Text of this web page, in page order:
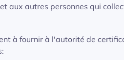
aux autres personnes qui
à fournir à l'autorité de